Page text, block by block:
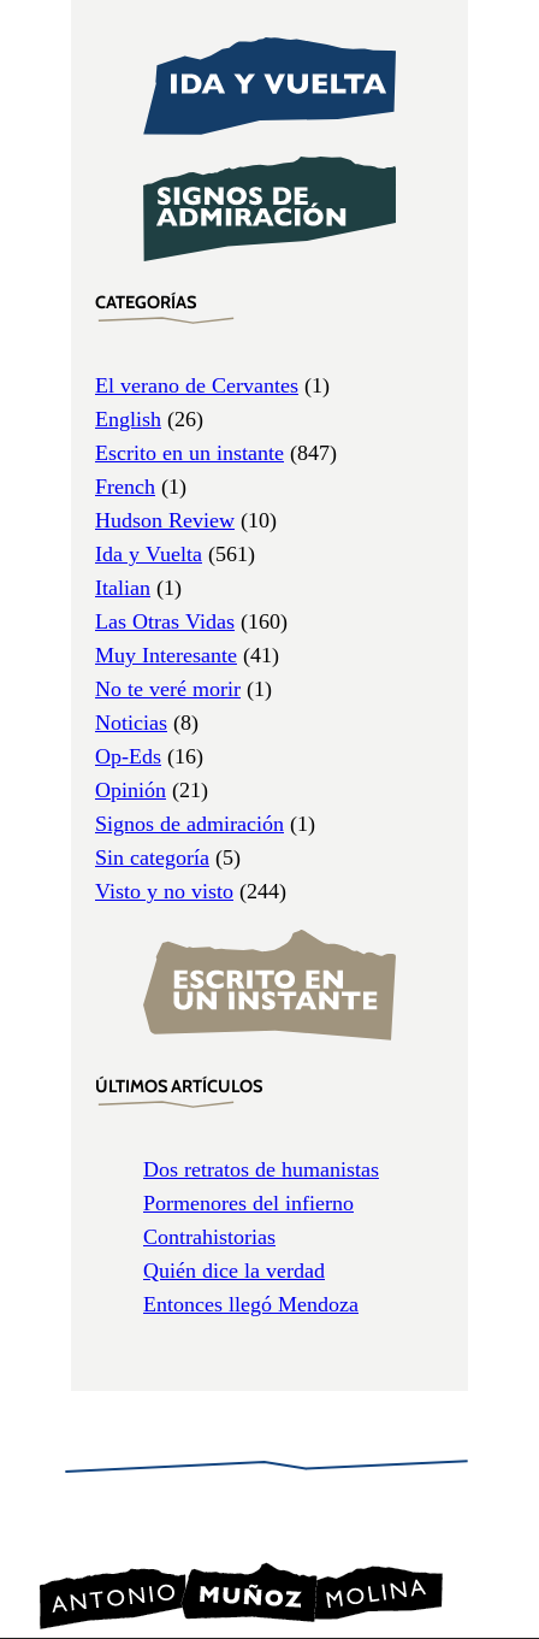
CATEGORÍAS
El verano de Cervantes (1)
English (26)
Escrito en un instante (847)
French (1)
Hudson Review (10)
Ida y Vuelta (561)
Italian (1)
Las Otras Vidas (160)
Muy Interesante (41)
No te veré morir (1)
Noticias (8)
Op-Eds (16)
Opinión (21)
Signos de admiración (1)
Sin categoría (5)
Visto y no visto (244)
ÚLTIMOS ARTÍCULOS
Dos retratos de humanistas
Pormenores del infierno
Contrahistorias
Quién dice la verdad
Entonces llegó Mendoza